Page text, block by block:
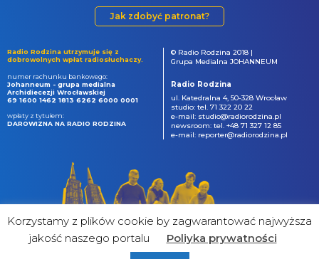
Jak zdobyć patronat?
Radio Rodzina utrzymuje się z
dobrowolnych wpłat radiosłuchaczy.
numer rachunku bankowego:
Johanneum - grupa medialna
Archidiecezji Wrocławskiej
69 1600 1462 1813 6262 6000 0001
wpłaty z tytułem:
DAROWIZNA NA RADIO RODZINA
© Radio Rodzina 2018 |
Grupa Medialna JOHANNEUM
Radio Rodzina
ul. Katedralna 4, 50-328 Wrocław
studio: tel. 71 322 20 22
e-mail: studio@radiorodzina.pl
newsroom: tel. +48 71 327 12 85
e-mail: reporter@radiorodzina.pl
Korzystamy z plików cookie by zagwarantować najwyższa
jakość naszego portalu
Poliyka prywatności